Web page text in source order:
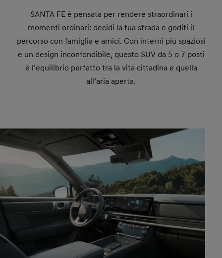
SANTA FE è pensata per rendere straordinari i
momenti ordinari: decidi la tua strada e goditi il
percorso con famiglia e amici. Con interni più spaziosi
e un design inconfondibile, questo SUV da 5 o 7 posti
è l’equilibrio perfetto tra la vita cittadina e quella
all’aria aperta.